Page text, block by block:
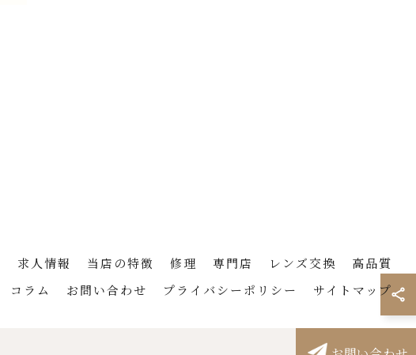
求人情報 当店の特徴 修理 専門店 レンズ交換
高品質
コラム お問い合わせ プライバシーポリシー サイトマップ